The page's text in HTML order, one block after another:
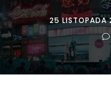
25 LISTOPADA